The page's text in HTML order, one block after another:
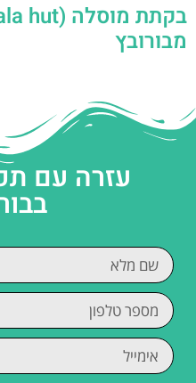
מבורובץ
עזרה עם